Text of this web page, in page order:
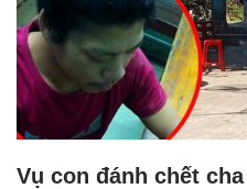
Vụ con đánh chết